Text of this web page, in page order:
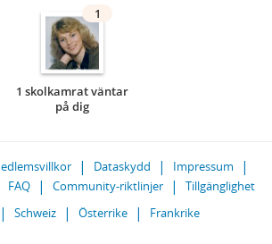
1
1 skolkamrat väntar
på dig
Dataskydd
Impressum
FAQ Community-riktlinjer
Tillgänglighet
Schweiz Österrike Frankrike